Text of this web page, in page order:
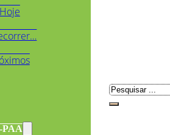
PAA
Pesquisar